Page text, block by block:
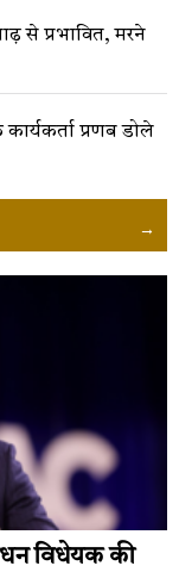
से प्रभावित, मरने
प्रणब डोले
→
विधेयक की